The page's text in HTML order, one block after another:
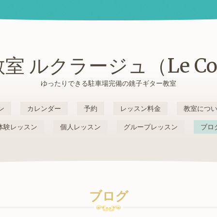
ルクラージュ（Le
ゆったりできる駐車場完備の銚子ギター教室
カレンダー 予約 レッスン料金 教室につ
験レッスン 個人レッスン グループレッスン ブロ
ブログ